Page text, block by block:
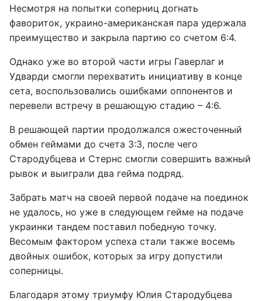
Несмотря на попытки соперниц догнать
фавориток, украино-американская пара удержала
преимущество и закрыла партию со счетом 6:4.
Однако уже во второй части игры Гаверлаг и
Удварди смогли перехватить инициативу в конце
сета, воспользовались ошибками оппонентов и
перевели встречу в решающую стадию – 4:6.
В решающей партии продолжался ожесточенный
обмен геймами до счета 3:3, после чего
Стародубцева и Стернс смогли совершить важный
рывок и выиграли два гейма подряд.
Забрать матч на своей первой подаче на поединок
не удалось, но уже в следующем гейме на подаче
украинки тандем поставил победную точку.
Весомым фактором успеха стали также восемь
двойных ошибок, которых за игру допустили
соперницы.
Благодаря этому триумфу Юлия Стародубцева